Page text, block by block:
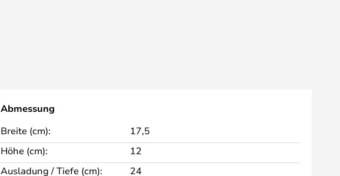
Abmessung
Breite (cm):
17,5
Höhe (cm):
12
Ausladung / Tiefe (cm):
24